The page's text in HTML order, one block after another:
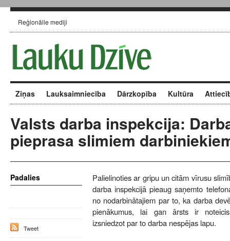
Reģionālie mediji
Ziņas Lauksaimniecība Dārzkopība Kultūra
Valsts darba inspekcija:
pieprasa slimiem
Palielinoties ar gripu un citām vīrusu
darba inspekcijā pieaug saņemto
no nodarbinātajiem par to, ka darba
pienākumus, lai gan ārsts ir
izsniedzot par to darba nespējas lapu.
Padalies
Tweet